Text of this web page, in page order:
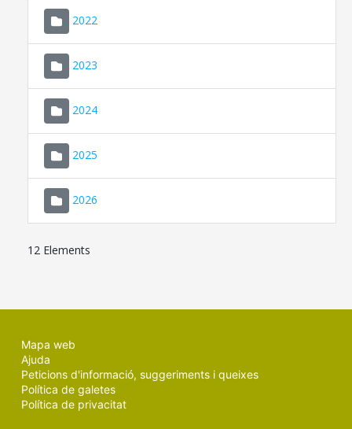
2022
2023
2024
2025
2026
12 Elements
Mapa web
Ajuda
Peticions d'informació, suggeriments i queixes
Política de galetes
Política de privacitat